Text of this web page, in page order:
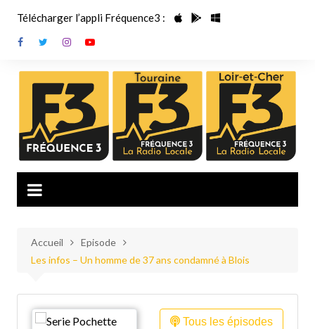
contenu
Télécharger l’appli Fréquence3 :
Accueil
Episode
Les infos – Un homme de 37 ans condamné à Blois
Tous les épisodes